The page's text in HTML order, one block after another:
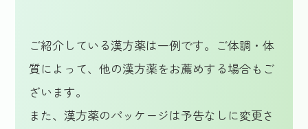
ご紹介している漢方薬は一例です。ご体調・体
質によって、他の漢方薬をお薦めする場合もご
ざいます。
また、漢方薬のパッケージは予告なしに変更さ